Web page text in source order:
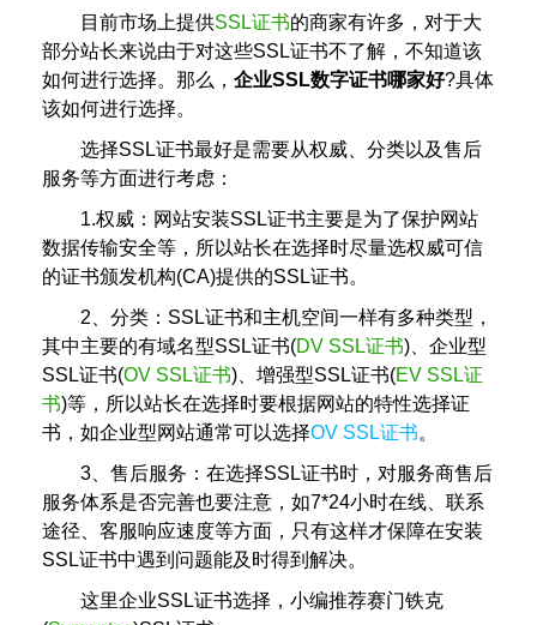
目前市场上提供SSL证书的商家有许多，对于大
部分站长来说由于对这些SSL证书不了解，不知道该
如何进行选择。那么， 企业SSL数字证书哪家好?具体
该如何进行选择。
选择SSL证书最好是需要从权威、分类以及售后
服务等方面进行考虑：
1.权威：网站安装SSL证书主要是为了保护网站
数据传输安全等，所以站长在选择时尽量选权威可信
的证书颁发机构(CA)提供的SSL证书。
2、分类：SSL证书和主机空间一样有多种类型，
其中主要的有域名型SSL证书(DV SSL证书)、企业型
SSL证书(OV SSL证书)、增强型SSL证书(EV SSL证
书)等，所以站长在选择时要根据网站的特性选择证
书，如企业型网站通常可以选择OV SSL证书。
3、售后服务：在选择SSL证书时，对服务商售后
服务体系是否完善也要注意，如7*24小时在线、联系
途径、客服响应速度等方面，只有这样才保障在安装
SSL证书中遇到问题能及时得到解决。
这里企业SSL证书选择，小编推荐赛门铁克